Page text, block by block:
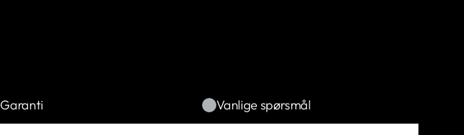
Garanti Vanlige spørsmål